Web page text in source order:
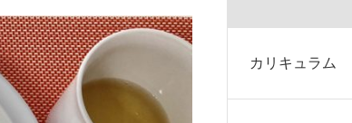
カリキュラム